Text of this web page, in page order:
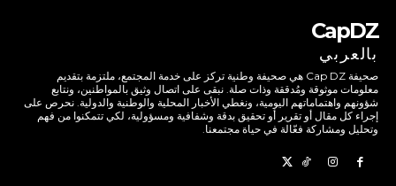
CapDZ
بالعربي
صحيفة Cap DZ هي صحيفة وطنية تركز على خدمة المجتمع، ملتزمة بتقديم
معلومات موثوقة ومُدققة وذات صلة. نبقى على اتصال وثيق بالمواطنين، ونتابع
شؤونهم واهتماماتهم اليومية، ونغطي الأخبار المحلية والوطنية والدولية. نحرص على
إجراء كل مقال أو تقرير أو تحقيق بدقة وشفافية ومسؤولية، لكي تتمكنوا من فهم
وتحليل ومشاركة فعّالة في حياة مجتمعنا.